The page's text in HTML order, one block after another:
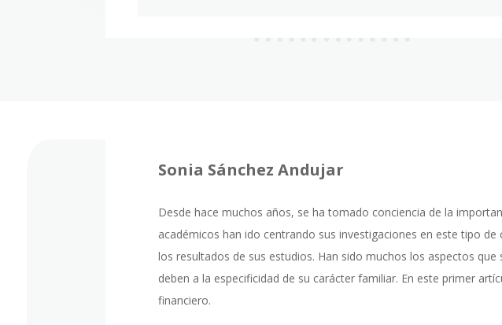
Sonia Sánchez Andujar
Desde hace muchos años, se ha tomado conciencia de la
académicos han ido centrando sus investigaciones en este tipo
los resultados de sus estudios. Han sido muchos los aspectos
deben a la especificidad de su carácter familiar. En este primer
financiero.